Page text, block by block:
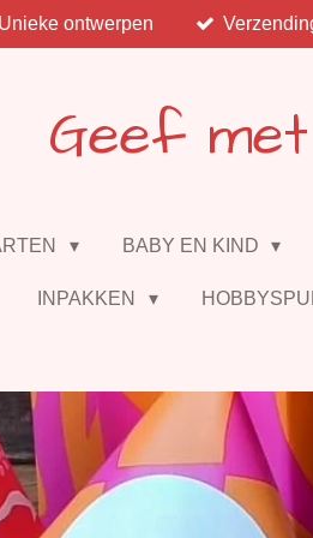
Unieke ontwerpen
Geef
BABY EN KIND
INPAKKEN